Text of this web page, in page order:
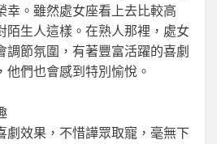
幸。雖然處女座看上去比較高
陌生人這樣。在熟人那裡，處女
調節氛圍，有著豐富活躍的喜劇
們也會感到特別愉悅。
效果，不惜譁眾取寵，毫無下